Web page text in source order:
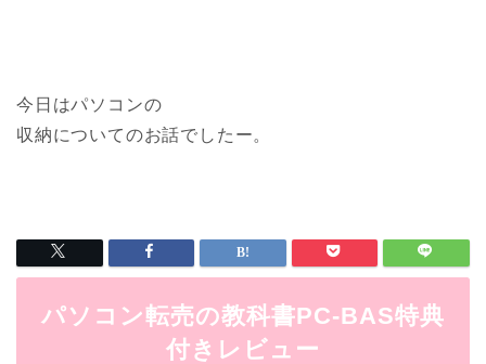
今日はパソコンの
収納についてのお話でしたー。
パソコン転売の教科書PC-BAS特典
付きレビュー